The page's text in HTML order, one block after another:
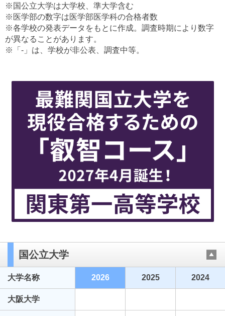
ブックマークした学校はありません
※国公立大学は大学校、準大学含む
※医学部の数字は医学部医学科の合格者数
※各学校の発表データをもとに作成。調査時期により数字
が異なることがあります。
※「-」は、学校が非公表、調査中等。
国公立大学
大学名称 2026 2025 2024
大阪大学